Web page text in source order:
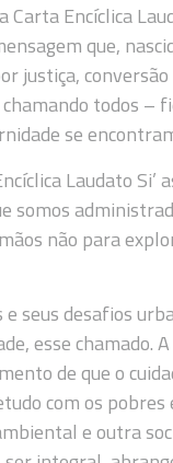
Encíclica
que,
justiça,
todos –
se
Laudato
não para
seus desafios
esse chamado.
de que o
com os pobres
e outra